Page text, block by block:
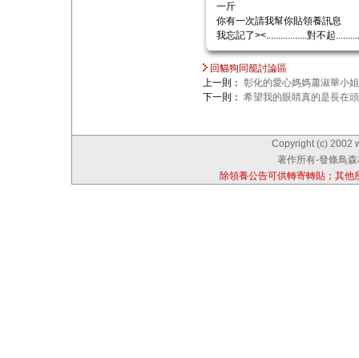
一斤
你有一次請我幫你貼領養訊息
我忘記了><.................對不起
回貓狗同籠討論區
上一則： 彰化的愛心媽媽蕭淑華小姐
下一則： 希望我的眼睛真的是長在
Copyright (c) 2002
著作所有-發條鳥
除領養公告可供轉寄轉貼；其